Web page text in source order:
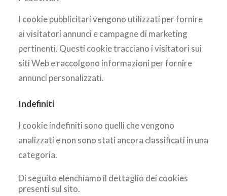
I cookie pubblicitari vengono utilizzati per fornire
ai visitatori annunci e campagne di marketing
pertinenti. Questi cookie tracciano i visitatori sui
siti Web e raccolgono informazioni per fornire
annunci personalizzati.
Indefiniti
I cookie indefiniti sono quelli che vengono
analizzati e non sono stati ancora classificati in una
categoria.
Di seguito elenchiamo il dettaglio dei cookies
presenti sul sito.